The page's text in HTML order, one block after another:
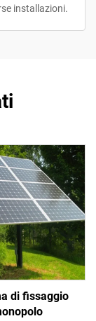
installazioni.
di fissaggio